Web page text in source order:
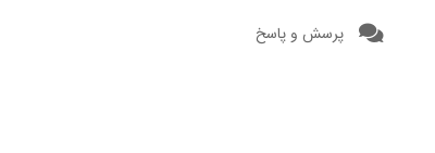
پرسش و پاسخ